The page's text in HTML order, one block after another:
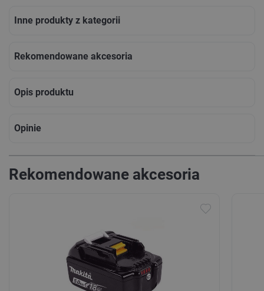
Inne produkty z kategorii
Rekomendowane akcesoria
Opis produktu
Opinie
Rekomendowane akcesoria